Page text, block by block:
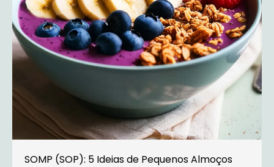
SOMP (SOP): 5 Ideias de Pequenos Almoços